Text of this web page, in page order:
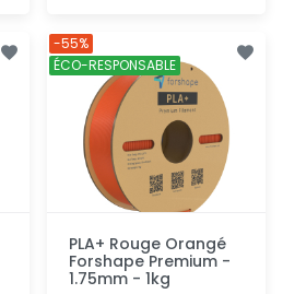
rapide
PLA+ Rouge Orangé
Forshape Premium -
1.75mm - 1kg
-55%
ÉCO-RESPONSABLE